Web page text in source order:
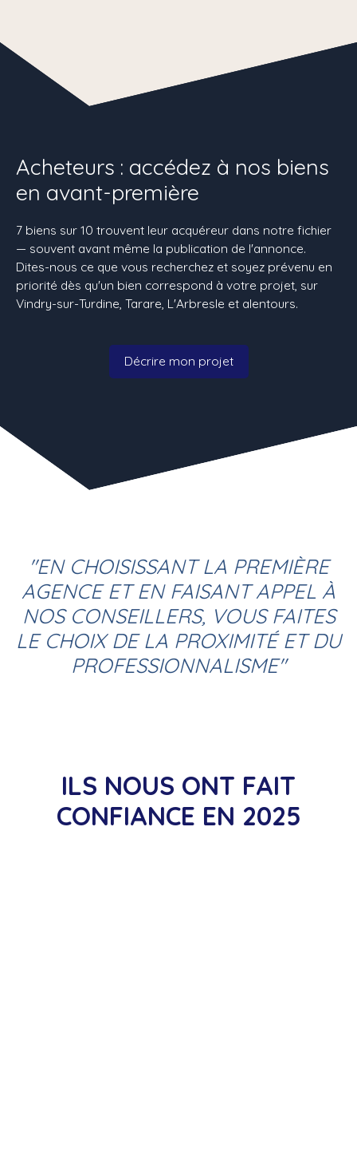
Acheteurs : accédez à nos biens
en avant-première
7 biens sur 10 trouvent leur acquéreur dans notre fichier
— souvent avant même la publication de l'annonce.
Dites-nous ce que vous recherchez et soyez prévenu en
priorité dès qu'un bien correspond à votre projet, sur
Vindry-sur-Turdine, Tarare, L'Arbresle et alentours.
Décrire mon projet
"EN CHOISISSANT LA PREMIÈRE
AGENCE ET EN FAISANT APPEL À
NOS CONSEILLERS, VOUS FAITES
LE CHOIX DE LA PROXIMITÉ ET DU
PROFESSIONNALISME"
ILS NOUS ONT FAIT
CONFIANCE EN 2025